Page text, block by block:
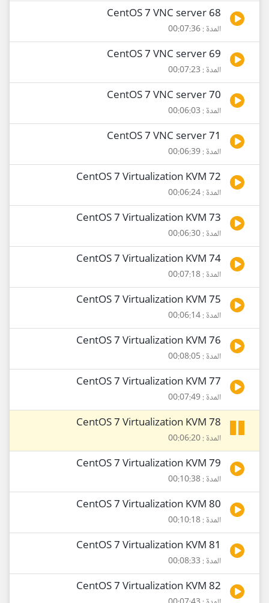
68 CentOS 7 VNC server
المدة : 00:07:36
69 CentOS 7 VNC server
المدة : 00:07:23
70 CentOS 7 VNC server
المدة : 00:06:03
71 CentOS 7 VNC server
المدة : 00:06:39
72 CentOS 7 Virtualization KVM
المدة : 00:06:24
73 CentOS 7 Virtualization KVM
المدة : 00:06:30
74 CentOS 7 Virtualization KVM
المدة : 00:07:18
75 CentOS 7 Virtualization KVM
المدة : 00:06:14
76 CentOS 7 Virtualization KVM
المدة : 00:08:05
77 CentOS 7 Virtualization KVM
المدة : 00:07:49
78 CentOS 7 Virtualization KVM
المدة : 00:06:20
79 CentOS 7 Virtualization KVM
المدة : 00:10:38
80 CentOS 7 Virtualization KVM
المدة : 00:10:18
81 CentOS 7 Virtualization KVM
المدة : 00:08:33
82 CentOS 7 Virtualization KVM